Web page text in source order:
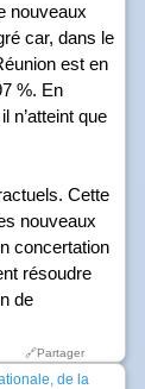
nouveaux
car, dans le
est en
%. En
n’atteint que
Cette
nouveaux
concertation
résoudre
de
🔗Partager
de la